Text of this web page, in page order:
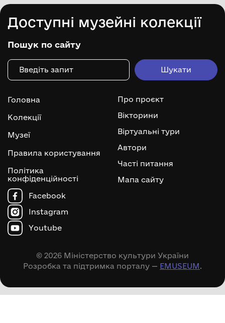
Доступні музейні колекції
Пошук по сайту
Головна
Колекції
Музеї
Правила користування
Політика
конфіденційності
Про проєкт
Вікторини
Віртуальні тури
Автори
Часті питання
Мапа сайту
Facebook
Instagram
Youtube
© 2026 Міністерство культури України
Розробка та підтримка порталу — EMUSEUM.